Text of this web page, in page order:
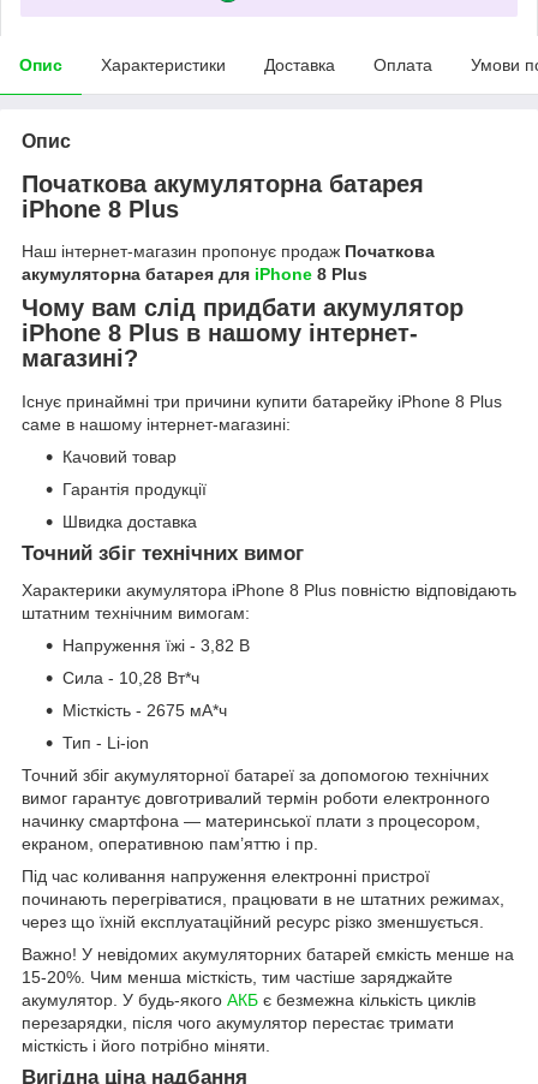
Опис Характеристики Доставка Оплата Умови
Опис
Початкова акумуляторна батарея
iPhone 8 Plus
Наш інтернет-магазин пропонує продаж Початкова
акумуляторна батарея для iPhone 8 Plus
Чому вам слід придбати акумулятор
iPhone 8 Plus в нашому інтернет-
магазині?
Існує принаймні три причини купити батарейку iPhone 8 Plus
саме в нашому інтернет-магазині:
Качовий товар
Гарантія продукції
Швидка доставка
Точний збіг технічних вимог
Характерики акумулятора iPhone 8 Plus повністю відповідають
штатним технічним вимогам:
Напруження їжі - 3,82 В
Сила - 10,28 Вт*ч
Місткість - 2675 мА*ч
Тип - Li-ion
Точний збіг акумуляторної батареї за допомогою технічних
вимог гарантує довготривалий термін роботи електронного
начинку смартфона — материнської плати з процесором,
екраном, оперативною пам’яттю і пр.
Під час коливання напруження електронні пристрої
починають перегріватися, працювати в не штатних режимах,
через що їхній експлуатаційний ресурс різко зменшується.
Важно! У невідомих акумуляторних батарей ємкість менше на
15-20%. Чим менша місткість, тим частіше заряджайте
акумулятор. У будь-якого АКБ є безмежна кількість циклів
перезарядки, після чого акумулятор перестає тримати
місткість і його потрібно міняти.
Вигідна ціна надбання